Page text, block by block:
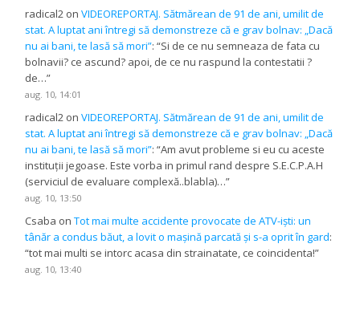
radical2 onVIDEOREPORTAJ. Sătmărean de 91 de ani, umilit de
stat. A luptat ani întregi să demonstreze că e grav bolnav: „Dacă
nu ai bani, te lasă să mori”: “Si de ce nu semneaza de fata cu
bolnavii? ce ascund? apoi, de ce nu raspund la contestatii ?
de…”
aug. 10, 14:01
radical2 onVIDEOREPORTAJ. Sătmărean de 91 de ani, umilit de
stat. A luptat ani întregi să demonstreze că e grav bolnav: „Dacă
nu ai bani, te lasă să mori”: “Am avut probleme si eu cu aceste
instituții jegoase. Este vorba in primul rand despre S.E.C.P.A.H
(serviciul de evaluare complexă..blabla)…”
aug. 10, 13:50
Csaba onTot mai multe accidente provocate de ATV-iști: un
tânăr a condus băut, a lovit o mașină parcată și s-a oprit în gard:
“tot mai multi se intorc acasa din strainatate, ce coincidenta!”
aug. 10, 13:40